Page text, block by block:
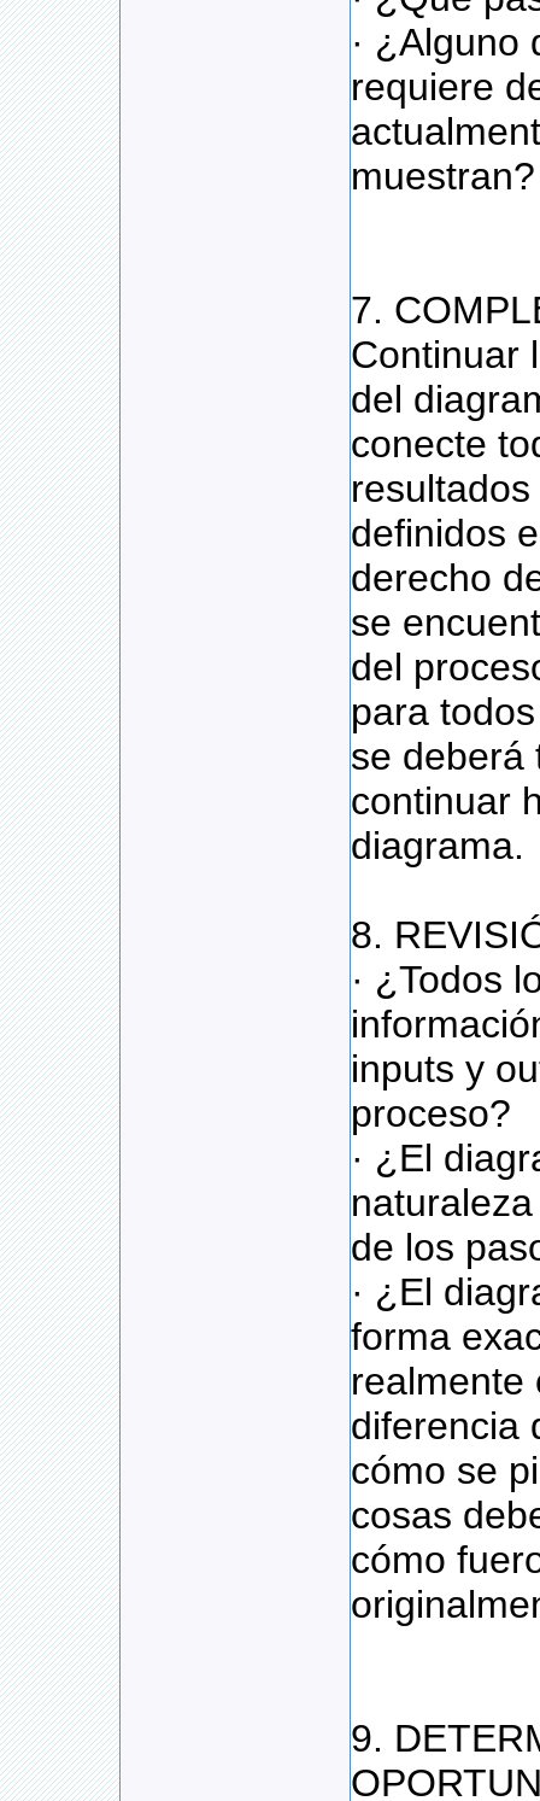
· ¿Alguno
requiere
muestran?
7.
Continuar
del
conecte
definidos
derecho
se
del
para
se deberá
continuar
diagrama.
8.
· ¿Todos
inputs y
proceso?
· ¿El
de los
· ¿El
forma
realmente
diferencia
cómo se
cosas
cómo
9.